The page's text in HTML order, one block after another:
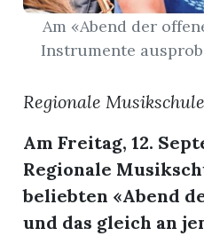
Am «Abend der
Instrumente
Regionale
Am Freitag, 12.
Regionale
beliebten «Abend
und das gleich an